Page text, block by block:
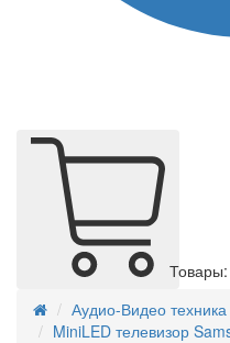
Аудио-Видео техника
MiniLED телевизор